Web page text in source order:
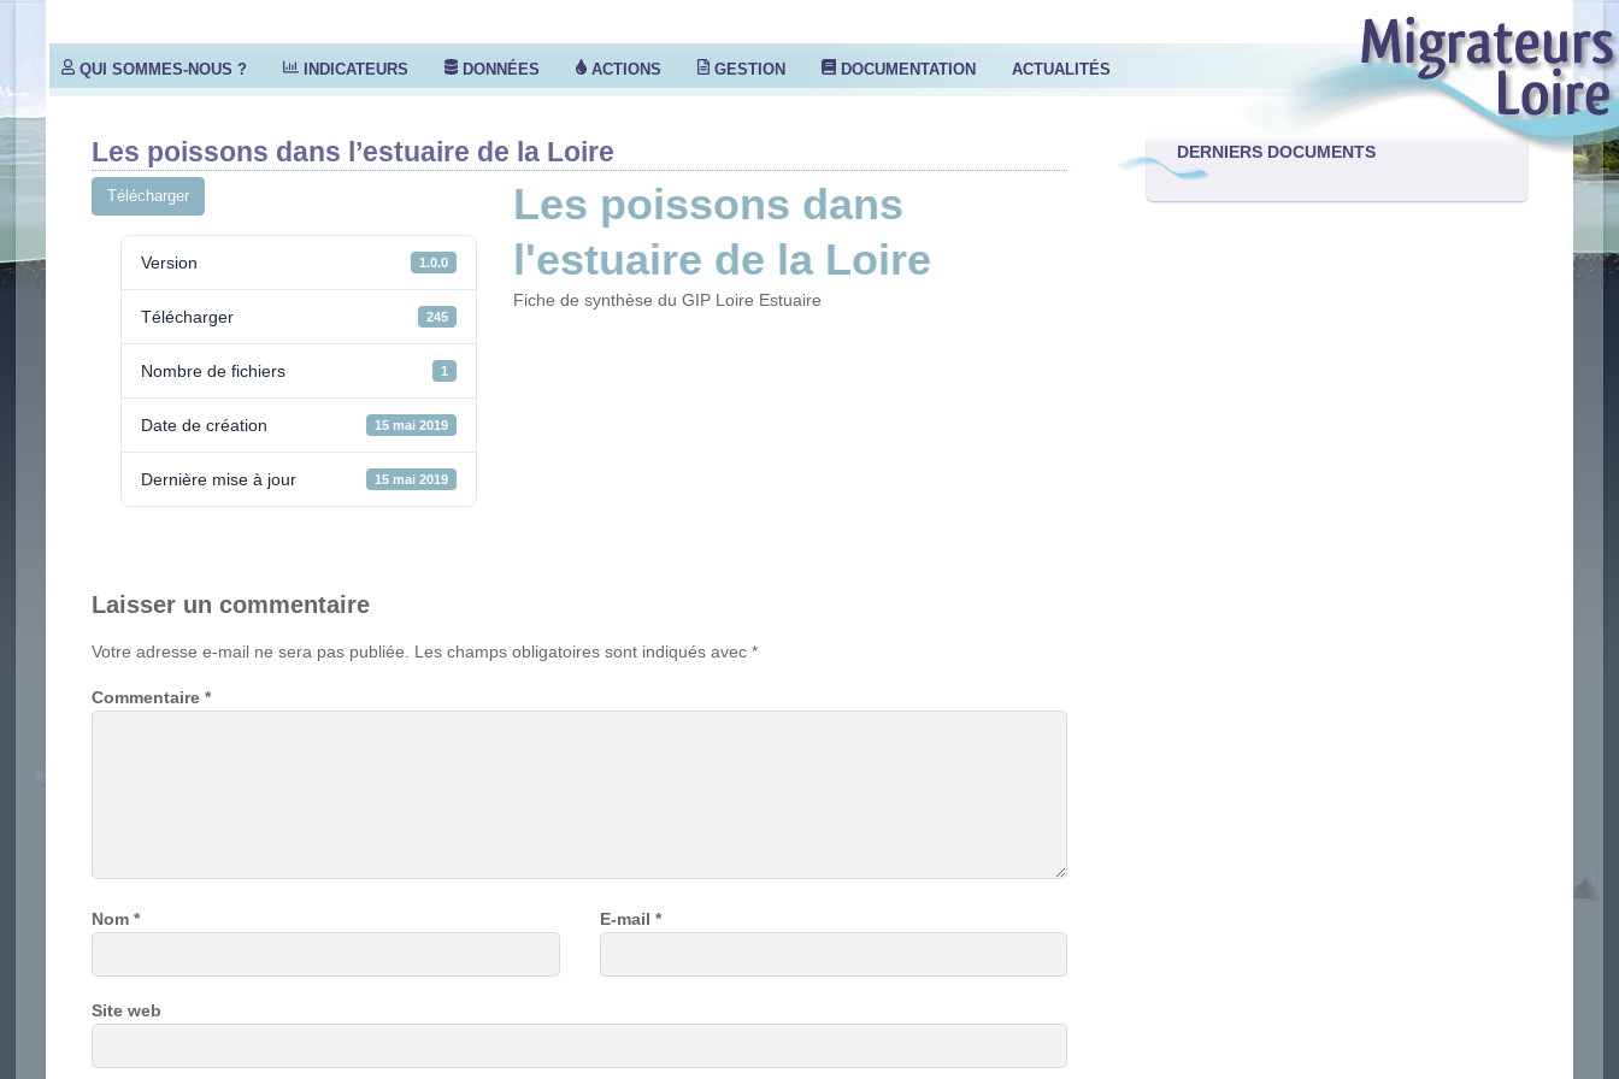
QUI SOMMES-NOUS ? INDICATEURS DONNÉES ACTIONS GESTION DOCUMENTATION ACTUALITÉS
Les poissons dans l’estuaire de la Loire
Télécharger
Version 1.0.0
Télécharger 245
Nombre de fichiers 1
Date de création 15 mai 2019
Dernière mise à jour 15 mai 2019
Les poissons dans
l'estuaire de la Loire
Fiche de synthèse du GIP Loire Estuaire
Laisser un commentaire
Votre adresse e-mail ne sera pas publiée. Les champs obligatoires sont indiqués avec*
Commentaire*
Nom* E-mail *
Site web
DERNIERS DOCUMENTS